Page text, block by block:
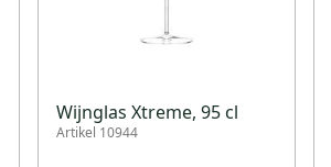
Wijnglas Xtreme, 95 cl
Artikel 10944